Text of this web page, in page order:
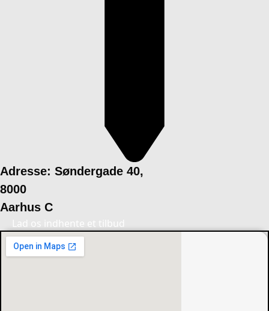
Adresse: Søndergade 40,
8000
Aarhus C
Lad os indhente et tilbud